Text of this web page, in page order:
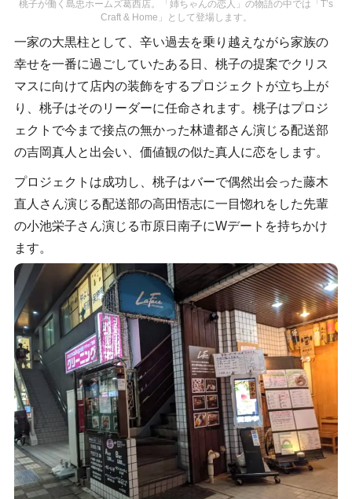
桃子が働く島忠ホームズ葛西店。「姉ちゃんの恋人」の物語の中では「T’s
Craft & Home」として登場します。
一家の大黒柱として、辛い過去を乗り越えながら家族の
幸せを一番に過ごしていたある日、桃子の提案でクリス
マスに向けて店内の装飾をするプロジェクトが立ち上が
り、桃子はそのリーダーに任命されます。桃子はプロジ
ェクトで今まで接点の無かった林遣都さん演じる配送部
の吉岡真人と出会い、価値観の似た真人に恋をします。
プロジェクトは成功し、桃子はバーで偶然出会った藤木
直人さん演じる配送部の高田悟志に一目惚れをした先輩
の小池栄子さん演じる市原日南子にWデートを持ちかけ
ます。